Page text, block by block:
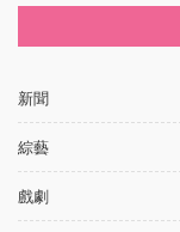
新聞
綜藝
戲劇